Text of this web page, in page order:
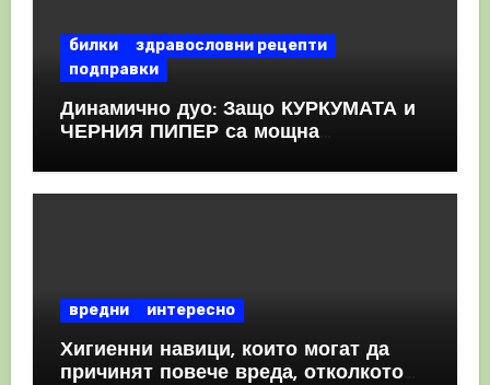
билки
здравословни рецепти
подправки
Динамично дуо: Защо КУРКУМАТА и
ЧЕРНИЯ ПИПЕР са мощна
вредни интересно
Хигиенни навици, които могат да
причинят повече вреда, отколкото